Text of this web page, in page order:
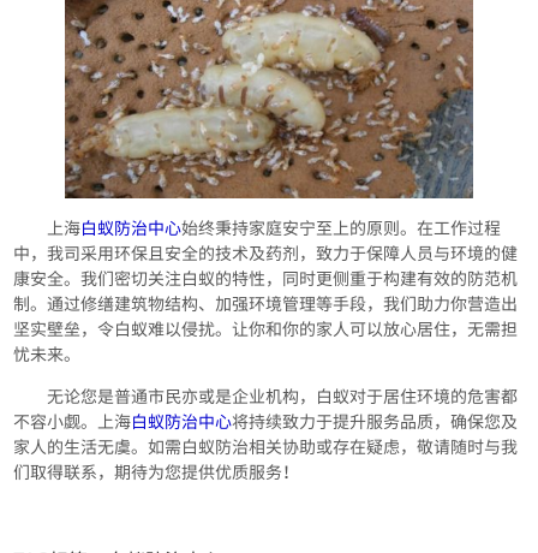
上海白蚁防治中心始终秉持家庭安宁至上的原则。在工作过程
中，我司采用环保且安全的技术及药剂，致力于保障人员与环境的健
康安全。我们密切关注白蚁的特性，同时更侧重于构建有效的防范机
制。通过修缮建筑物结构、加强环境管理等手段，我们助力你营造出
坚实壁垒，令白蚁难以侵扰。让你和你的家人可以放心居住，无需担
忧未来。
无论您是普通市民亦或是企业机构，白蚁对于居住环境的危害都
不容小觑。上海白蚁防治中心将持续致力于提升服务品质，确保您及
家人的生活无虞。如需白蚁防治相关协助或存在疑虑，敬请随时与我
们取得联系，期待为您提供优质服务！